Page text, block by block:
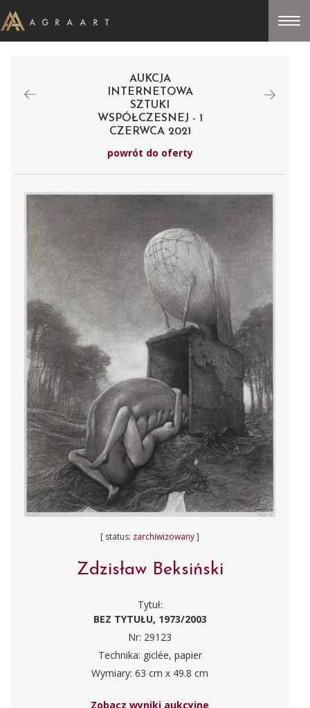
AUKCJA
INTERNETOWA
SZTUKI
WSPÓŁCZESNEJ - 1
CZERWCA 2021
powrót do oferty
[ status: zarchiwizowany]
Zdzisław Beksiński
Tytuł:
BEZ TYTUŁU, 1973/2003
Nr: 29123
Technika: giclée, papier
Wymiary: 63 cm x 49.8 cm
Zobacz wyniki aukcyjne